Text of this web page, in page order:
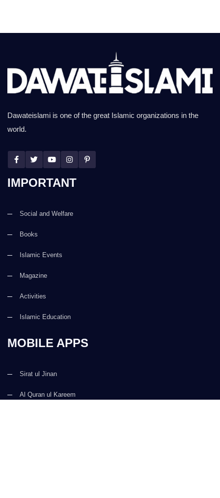
Dawateislami is one of the great Islamic organizations in the
world.
IMPORTANT
Social and Welfare
Books
Islamic Events
Magazine
Activities
Islamic Education
MOBILE APPS
Sirat ul Jinan
Al Quran ul Kareem